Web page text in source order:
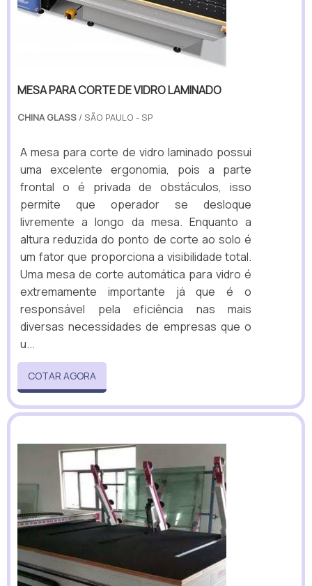
MESA PARA CORTE DE VIDRO LAMINADO
CHINA GLASS / SÃO PAULO - SP
A mesa para corte de vidro laminado possui
uma excelente ergonomia, pois a parte
frontal o é privada de obstáculos, isso
permite que operador se desloque
livremente a longo da mesa. Enquanto a
altura reduzida do ponto de corte ao solo é
um fator que proporciona a visibilidade total.
Uma mesa de corte automática para vidro é
extremamente importante já que é o
responsável pela eficiência nas mais
diversas necessidades de empresas que o
u...
COTAR AGORA